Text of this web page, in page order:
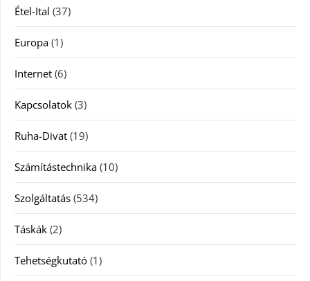
Étel-Ital (37)
Europa (1)
Internet (6)
Kapcsolatok (3)
Ruha-Divat (19)
Számítástechnika (10)
Szolgáltatás (534)
Táskák (2)
Tehetségkutató (1)